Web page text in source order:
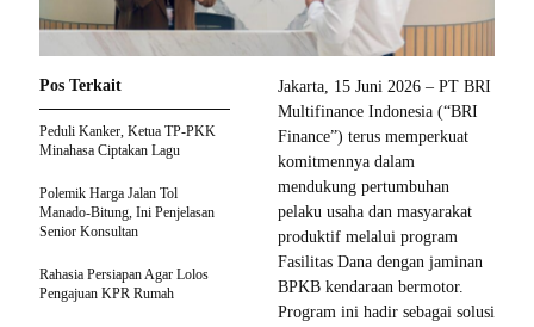
Jakarta, 15 Juni 2026 – PT BRI
Multifinance Indonesia (“BRI
Finance”) terus memperkuat
komitmennya dalam
mendukung pertumbuhan
pelaku usaha dan masyarakat
produktif melalui program
Fasilitas Dana dengan jaminan
BPKB kendaraan bermotor.
Program ini hadir sebagai solusi
Pos Terkait
Peduli Kanker, Ketua TP-PKK
Minahasa Ciptakan Lagu
Polemik Harga Jalan Tol
Manado-Bitung, Ini Penjelasan
Senior Konsultan
Rahasia Persiapan Agar Lolos
Pengajuan KPR Rumah